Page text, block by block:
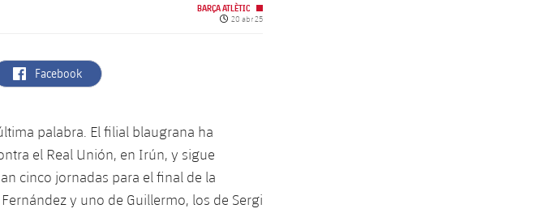
BARÇA ATLÈTIC
Fecha de publicación
20 abr 25
label.aria.facebook
Facebook
palabra. El filial blaugrana ha
el Real Unión, en Irún, y sigue
cinco jornadas para el final de la
y uno de Guillermo, los de Sergi